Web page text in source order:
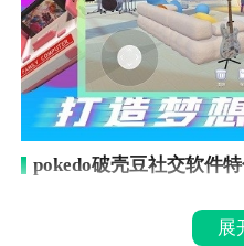
pokedo破壳豆社交软件特
1、创建自己第一个角色
展